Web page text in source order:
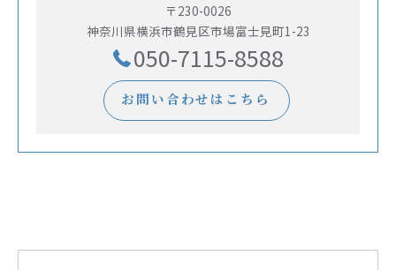
〒230-0026
神奈川県横浜市鶴見区市場富士見町1-23
050-7115-8588
お問い合わせはこちら